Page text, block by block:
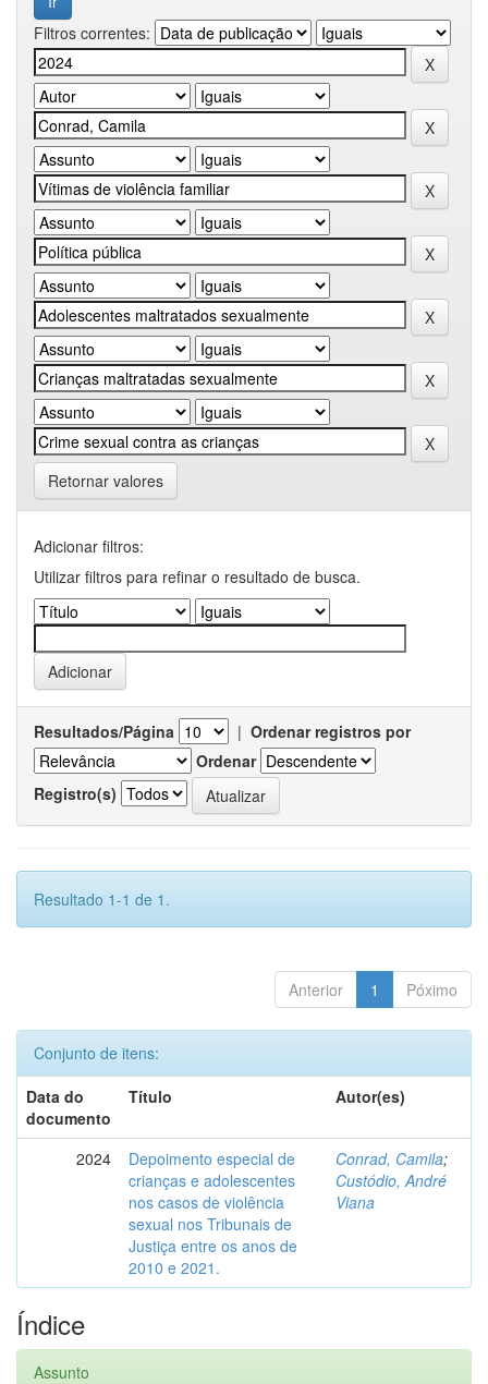
Filtros correntes:
Retornar valores
Adicionar filtros:
Utilizar filtros para refinar o resultado de busca.
Resultados/Página | Ordenar registros por
Ordenar
Registro(s)
Resultado 1-1 de 1.
Anterior 1 Póximo
Conjunto de itens:
Data do
documento
Título Autor(es)
2024
Depoimento especial de
crianças e adolescentes
nos casos de violência
sexual nos Tribunais de
Justiça entre os anos de
2010 e 2021.
Conrad, Camila;
Custódio, André
Viana
Índice
Assunto